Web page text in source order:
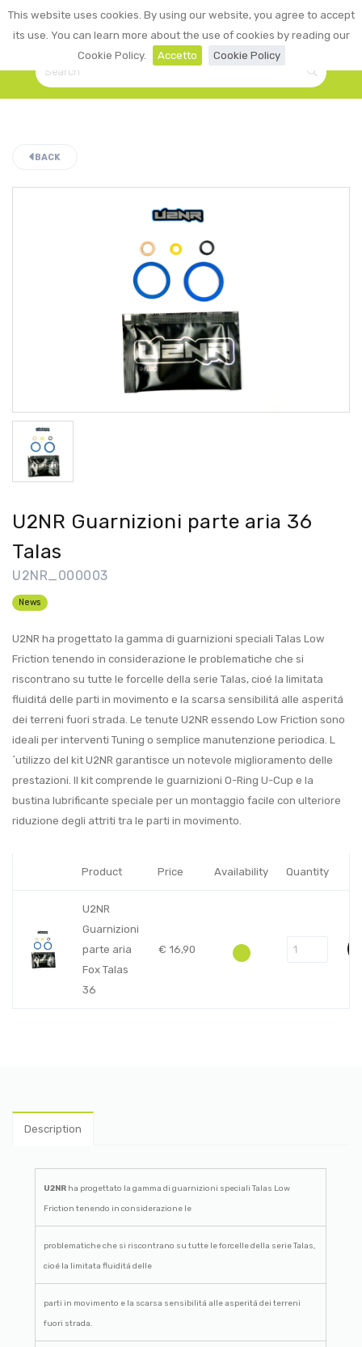
This website uses cookies. By using our website, you agree to accept
its use. You can learn more about the use of cookies by reading our
Cookie Policy.
Accetto Cookie Policy
☰ LOGIN
0
BACK
U2NR Guarnizioni parte aria 36
Talas
U2NR_000003
News
U2NR ha progettato la gamma di guarnizioni speciali Talas Low
Friction tenendo in considerazione le problematiche che si
riscontrano su tutte le forcelle della serie Talas, cioé la limitata
fluiditá delle parti in movimento e la scarsa sensibilitá alle asperitá
dei terreni fuori strada. Le tenute U2NR essendo Low Friction sono
ideali per interventi Tuning o semplice manutenzione periodica. L
´utilizzo del kit U2NR garantisce un notevole miglioramento delle
prestazioni. Il kit comprende le guarnizioni O-Ring U-Cup e la
bustina lubrificante speciale per un montaggio facile con ulteriore
riduzione degli attriti tra le parti in movimento.
Product Price Availability Quantity
U2NR
Guarnizioni
parte aria
Fox Talas
36
€ 16,90
Description
U2NR ha progettato la gamma di guarnizioni speciali Talas Low
Friction tenendo in considerazione le
problematiche che si riscontrano su tutte le forcelle della serie Talas,
cioé la limitata fluiditá delle
parti in movimento e la scarsa sensibilitá alle asperitá dei terreni
fuori strada.